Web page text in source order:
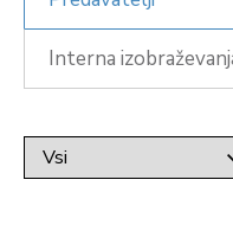
Interna